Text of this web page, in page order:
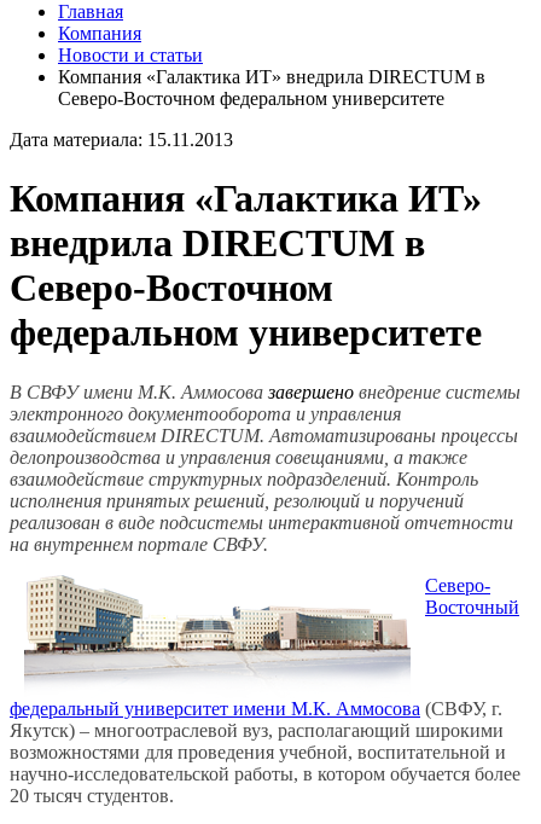
Главная
Компания
Новости и статьи
Компания «Галактика ИТ» внедрила DIRECTUM в
Северо-Восточном федеральном университете
Дата материала: 15.11.2013
Компания «Галактика ИТ»
внедрила DIRECTUM в
Северо-Восточном
федеральном университете
В СВФУ имени М.К. Аммосовазавершено внедрение системы
электронного документооборота и управления
взаимодействием DIRECTUM. Автоматизированы процессы
делопроизводства и управления совещаниями, а также
взаимодействие структурных подразделений. Контроль
исполнения принятых решений, резолюций и поручений
реализован в виде подсистемы интерактивной отчетности
на внутреннем портале СВФУ.
Северо-
Восточный
федеральный университет имени М.К. Аммосова (СВФУ, г.
Якутск) – многоотраслевой вуз, располагающий широкими
возможностями для проведения учебной, воспитательной и
научно-исследовательской работы, в котором обучается более
20 тысяч студентов.